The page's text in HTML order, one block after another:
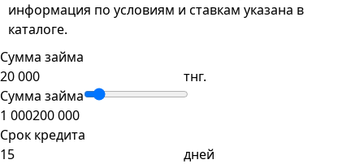
информация по условиям и ставкам указана в
каталоге.
Сумма займа
тнг.
Сумма займа
1 000200 000
Срок кредита
дней